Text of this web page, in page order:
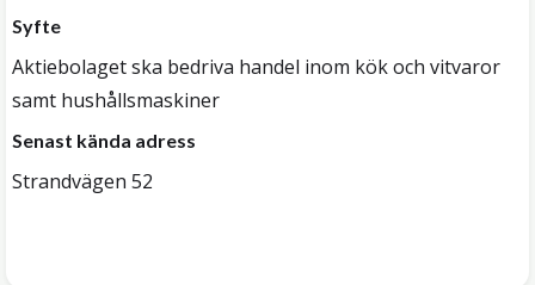
Syfte
Aktiebolaget ska bedriva handel inom kök och vitvaror
samt hushållsmaskiner
Senast kända adress
Strandvägen 52